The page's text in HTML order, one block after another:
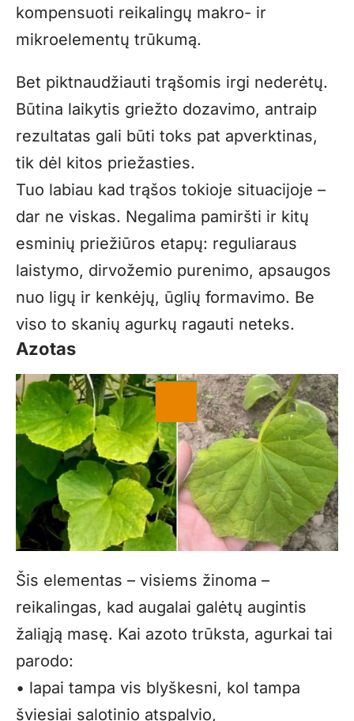
kompensuoti reikalingų makro- ir
mikroelementų trūkumą.
Bet piktnaudžiauti trąšomis irgi nederėtų.
Būtina laikytis griežto dozavimo, antraip
rezultatas gali būti toks pat apverktinas,
tik dėl kitos priežasties.
Tuo labiau kad trąšos tokioje situacijoje –
dar ne viskas. Negalima pamiršti ir kitų
esminių priežiūros etapų: reguliaraus
laistymo, dirvožemio purenimo, apsaugos
nuo ligų ir kenkėjų, ūglių formavimo. Be
viso to skanių agurkų ragauti neteks.
Azotas
Šis elementas – visiems žinoma –
reikalingas, kad augalai galėtų augintis
žaliąją masę. Kai azoto trūksta, agurkai tai
parodo:
• lapai tampa vis blyškesni, kol tampa
šviesiai salotinio atspalvio,